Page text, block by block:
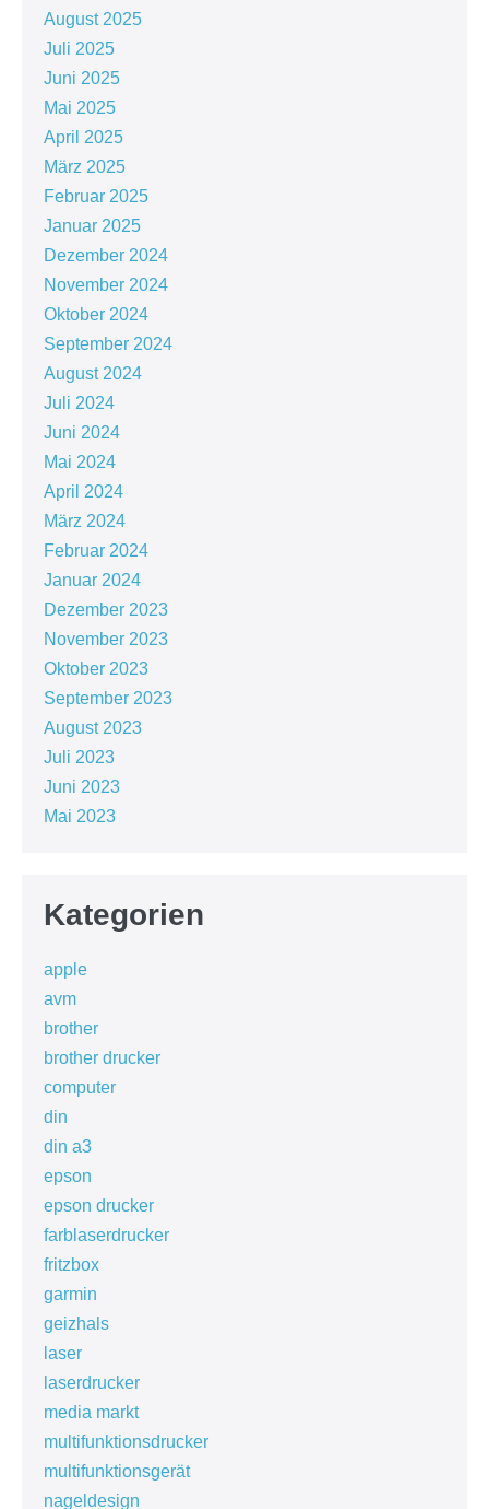
August 2025
Juli 2025
Juni 2025
Mai 2025
April 2025
März 2025
Februar 2025
Januar 2025
Dezember 2024
November 2024
Oktober 2024
September 2024
August 2024
Juli 2024
Juni 2024
Mai 2024
April 2024
März 2024
Februar 2024
Januar 2024
Dezember 2023
November 2023
Oktober 2023
September 2023
August 2023
Juli 2023
Juni 2023
Mai 2023
Kategorien
apple
avm
brother
brother drucker
computer
din
din a3
epson
epson drucker
farblaserdrucker
fritzbox
garmin
geizhals
laser
laserdrucker
media markt
multifunktionsdrucker
multifunktionsgerät
nageldesign